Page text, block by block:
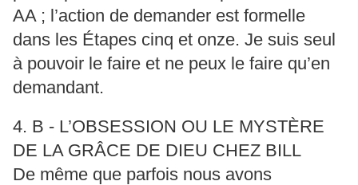
AA ; l’action de demander est formelle
dans les Étapes cinq et onze. Je suis seul
à pouvoir le faire et ne peux le faire qu’en
demandant.
4. B - L’OBSESSION OU LE MYSTÈRE
DE LA GRÂCE DE DIEU CHEZ BILL
De même que parfois nous avons